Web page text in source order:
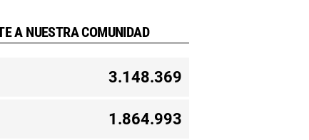
A NUESTRA COMUNIDAD
3.148.369
1.864.993